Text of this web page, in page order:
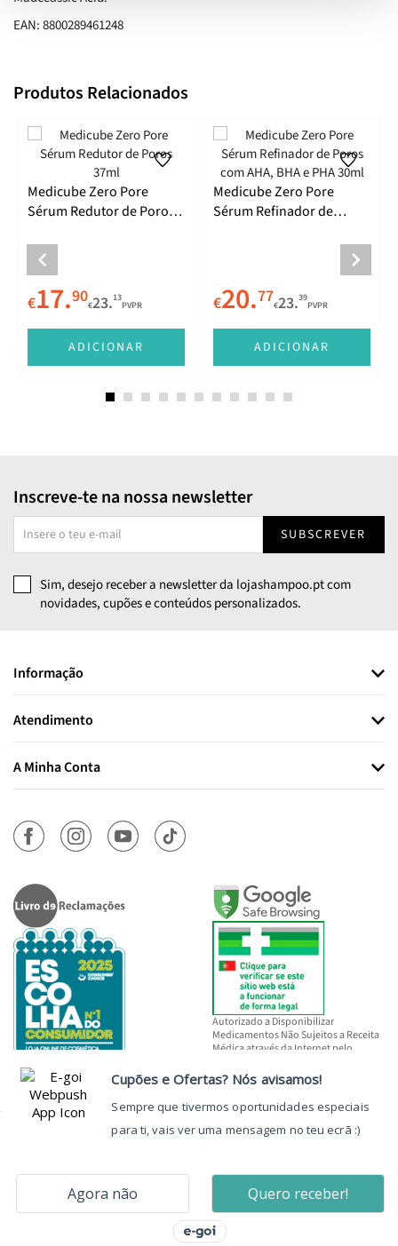
EAN: 8800289461248
Produtos Relacionados
Medicube Zero Pore
Sérum Redutor de Poros
€17.90€23.13
PVPR
ADICIONAR
Medicube Zero Pore
Sérum Refinador de
€20.77€23.39
PVPR
ADICIONAR
Inscreve-te na nossa newsletter
SUBSCREVER
Sim, desejo receber a newsletter da lojashampoo.pt com
novidades, cupões e conteúdos personalizados.
Informação
Atendimento
A Minha Conta
Autorizado a Disponibilizar
Medicamentos Não Sujeitos a Receita
Médica através da Internet pelo